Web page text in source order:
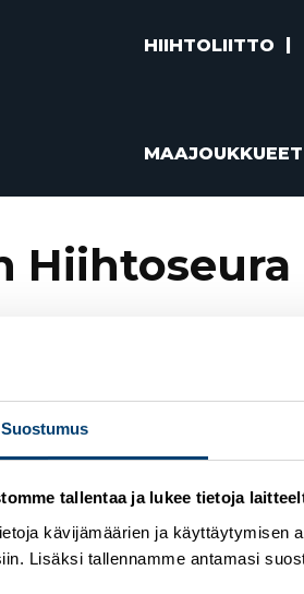
Suostumus
tallentaa ja lukee tietoja
kävijämäärien ja käyttäytymisen
Lisäksi tallennamme antamasi
HIIHTOLIITTO
MAAJOUKKUEET
Hiihtoseura